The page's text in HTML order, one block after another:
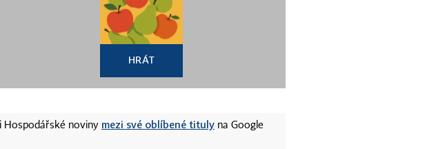
HRÁT
Hospodářské noviny mezi své oblíbené tituly na Google